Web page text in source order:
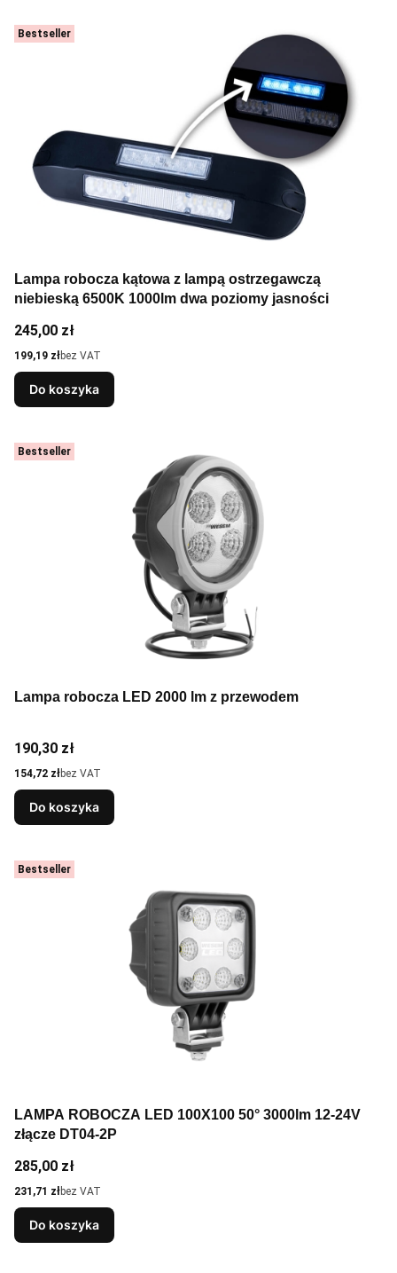
Bestseller
Lampa robocza kątowa z lampą ostrzegawczą
niebieską 6500K 1000lm dwa poziomy jasności
Cena
245,00 zł
Cena
199,19 złbez VAT
Do koszyka
Bestseller
Lampa robocza LED 2000 lm z przewodem
Cena
190,30 zł
Cena
154,72 złbez VAT
Do koszyka
Bestseller
LAMPA ROBOCZA LED 100X100 50° 3000lm 12-24V
złącze DT04-2P
Cena
285,00 zł
Cena
231,71 złbez VAT
Do koszyka